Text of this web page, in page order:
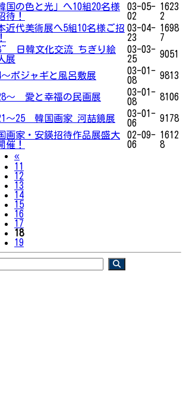
国の色と光」へ10組20名様
待！
03-05-
02
1623
2
近代美術展へ5組10名様ご招 03-04-
23
1698
7
日韓文化交流 ちぎり絵
展
03-03-
25
9051
ポジャギと風呂敷展
03-01-
08
9813
～ 愛と幸福の民画展
03-01-
08
8106
～25 韓国画家 河喆鏡展
03-01-
06
9178
画家・安鍈招待作品展盛大
催！
02-09-
06
1612
8
«Previous
11
12
13
14
15
16
17
18
19